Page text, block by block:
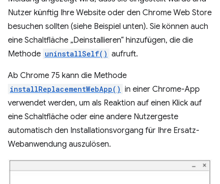
Nutzer künftig Ihre Website oder den Chrome Web Store
besuchen sollten (siehe Beispiel unten). Sie können auch
eine Schaltfläche „Deinstallieren“ hinzufügen, die die
Methode uninstallSelf() aufruft.
Ab Chrome 75 kann die Methode
installReplacementWebApp() in einer Chrome-App
verwendet werden, um als Reaktion auf einen Klick auf
eine Schaltfläche oder eine andere Nutzergeste
automatisch den Installationsvorgang für Ihre Ersatz-
Webanwendung auszulösen.